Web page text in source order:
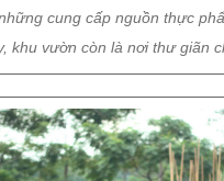
cung cấp nguồn thực
khu vườn còn là nơi thư giãn